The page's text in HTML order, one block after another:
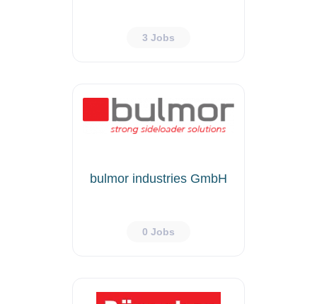
3 Jobs
bulmor industries GmbH
0 Jobs